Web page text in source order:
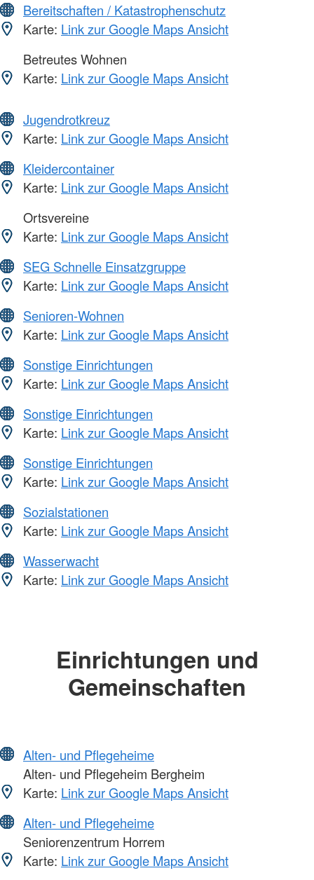
Bereitschaften / Katastrophenschutz
Karte: Link zur Google Maps Ansicht
Betreutes Wohnen
Karte: Link zur Google Maps Ansicht
Jugendrotkreuz
Karte: Link zur Google Maps Ansicht
Kleidercontainer
Karte: Link zur Google Maps Ansicht
Ortsvereine
Karte: Link zur Google Maps Ansicht
SEG Schnelle Einsatzgruppe
Karte: Link zur Google Maps Ansicht
Senioren-Wohnen
Karte: Link zur Google Maps Ansicht
Sonstige Einrichtungen
Karte: Link zur Google Maps Ansicht
Sonstige Einrichtungen
Karte: Link zur Google Maps Ansicht
Sonstige Einrichtungen
Karte: Link zur Google Maps Ansicht
Sozialstationen
Karte: Link zur Google Maps Ansicht
Wasserwacht
Karte: Link zur Google Maps Ansicht
Einrichtungen und
Gemeinschaften
Alten- und Pflegeheime
Alten- und Pflegeheim Bergheim
Karte: Link zur Google Maps Ansicht
Alten- und Pflegeheime
Seniorenzentrum Horrem
Karte: Link zur Google Maps Ansicht